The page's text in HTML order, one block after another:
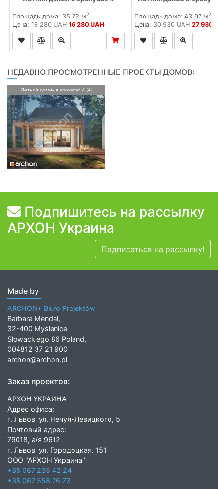
Площадь дома: 35.72 м2
Цена: 19 280 UAH 16 280 UAH
Площадь дома: 43.07 м2
Цена:30 930 UAH 27 930
НЕДАВНО ПРОСМОТРЕННЫЕ ПРОЕКТЫ ДОМОВ:
Летний домик в крокусах 4 (А)
Подпишитесь на рассылку
АРХОН Украина
Подписаться на рассылку!
Made by
ARCHON+ Biuro Projektów
Barbara Mendel,
32-400 Myślenice
Słowackiego 86 Poland,
004812 37 21 900
archon@archon.pl
Заказ проектов:
АРХОН УКРАИНА
Адрес офиса:
г. Львов, ул. Нечуя-Левицкого, 5
Почтовый адрес:
79018, а/я 9612
г. Львов, ул. Городоцкая, 151
ООО "АРХОН Украина"
+38 067 235 42 24
+38 067 558 76 73